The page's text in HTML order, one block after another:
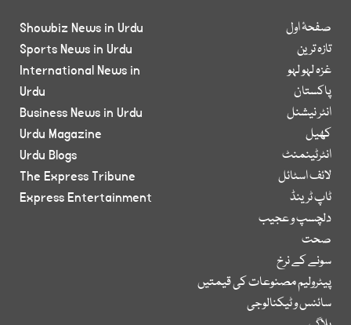
صفحۂ اول
تازہ ترین
غزہ لہو لہو
پاکستان
انٹر نیشنل
کھیل
انٹرٹینمنٹ
لائف اسٹائل
ٹاپ ٹرینڈ
دلچسپ و عجیب
صحت
سونے کے نرخ
پیٹرولیم مصنوعات کی قیمتیں
سائنس و ٹیکنالوجی
Showbiz News in Urdu
Sports News in Urdu
International News in
Urdu
Business News in Urdu
Urdu Magazine
Urdu Blogs
The Express Tribune
Express Entertainment